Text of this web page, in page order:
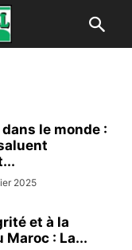
le monde :
2025
et à la
: La...